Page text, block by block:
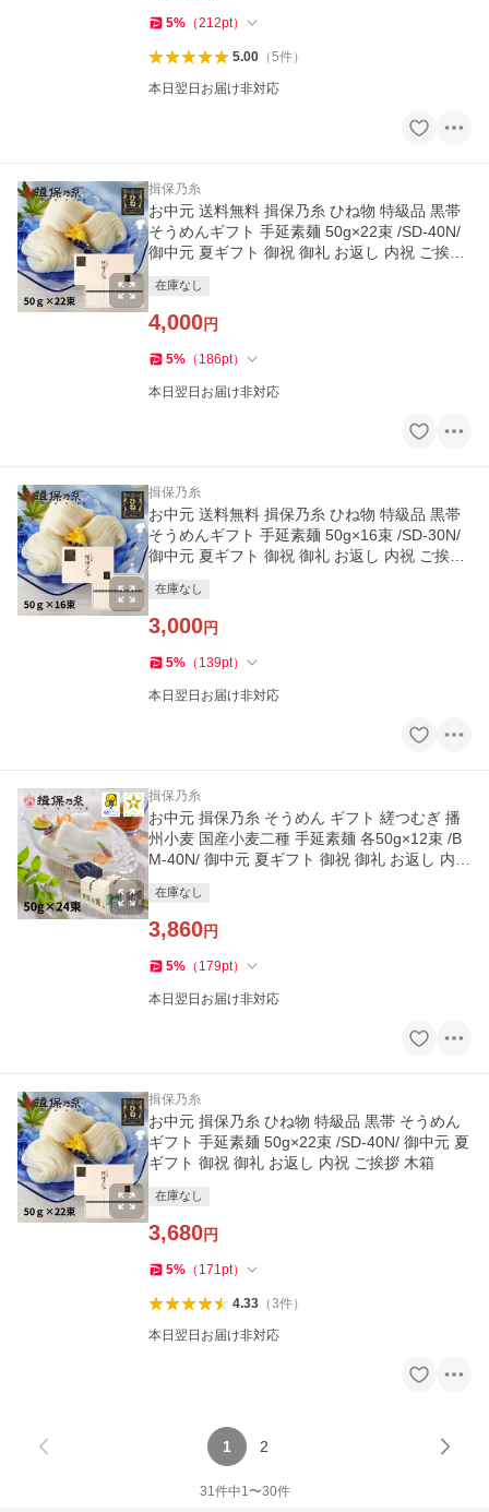
5% （212pt）
5.00（5件）
本日翌日お届け非対応
揖保乃糸
お中元 送料無料 揖保乃糸 ひね物 特級品 黒帯
そうめんギフト 手延素麺 50g×22束 /SD-40N/
御中元 夏ギフト 御祝 御礼 お返し 内祝 ご挨拶
在庫なし
4,000円
5% （ 186pt）
本日翌日お届け非対応
揖保乃糸
お中元 送料無料 揖保乃糸 ひね物 特級品 黒帯
そうめんギフト 手延素麺 50g×16束 /SD-30N/
御中元 夏ギフト 御祝 御礼 お返し 内祝 ご挨拶
在庫なし
3,000円
5% （ 139pt）
本日翌日お届け非対応
揖保乃糸
お中元 揖保乃糸 そうめん ギフト 縒つむぎ 播
州小麦 国産小麦二種 手延素麺 各50g×12束 /B
M-40N/ 御中元 夏ギフト 御祝 御礼 お返し 内祝
在庫なし
3,860円
5% （ 179pt）
本日翌日お届け非対応
揖保乃糸
お中元 揖保乃糸 ひね物 特級品 黒帯 そうめん
ギフト 手延素麺 50g×22束 /SD-40N/ 御中元 夏
ギフト 御祝 御礼 お返し 内祝 ご挨拶 木箱
在庫なし
3,680円
5% （ 171pt）
4.33（3件）
本日翌日お届け非対応
1 2
31件中1〜30件